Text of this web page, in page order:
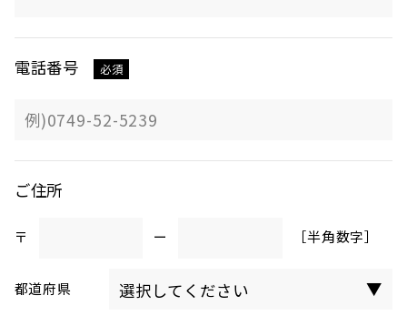
電話番号 必須
ご住所
〒 ー ［半角数字］
都道府県